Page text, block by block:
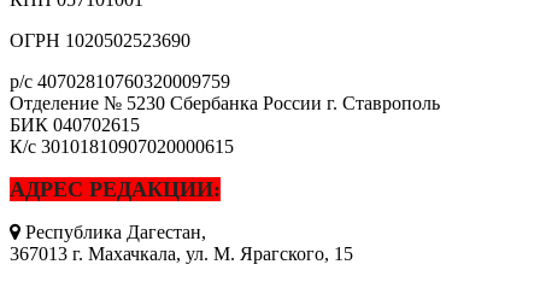
ОГРН 1020502523690
р/с 40702810760320009759
Отделение № 5230 Сбербанка России г. Ставрополь
БИК 040702615
К/с 30101810907020000615
АДРЕС РЕДАКЦИИ:
Республика Дагестан,
367013 г. Махачкала, ул. М. Ярагского, 15